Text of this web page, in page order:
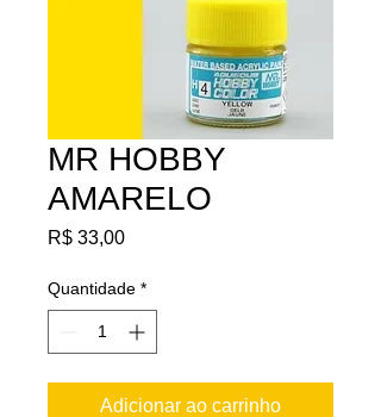
MR HOBBY
AMARELO
R$ 33,00Preço
Quantidade *
Adicionar ao carrinho